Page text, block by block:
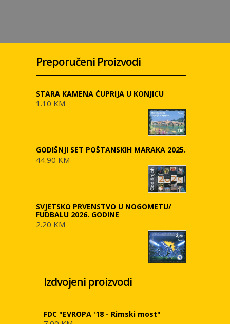
Preporučeni Proizvodi
STARA KAMENA ĆUPRIJA U KONJICU
1.10 KM
GODIŠNJI SET POŠTANSKIH MARAKA 2025.
44.90 KM
SVJETSKO PRVENSTVO U NOGOMETU/
FUDBALU 2026. GODINE
2.20 KM
Izdvojeni proizvodi
FDC "EVROPA '18 - Rimski most"